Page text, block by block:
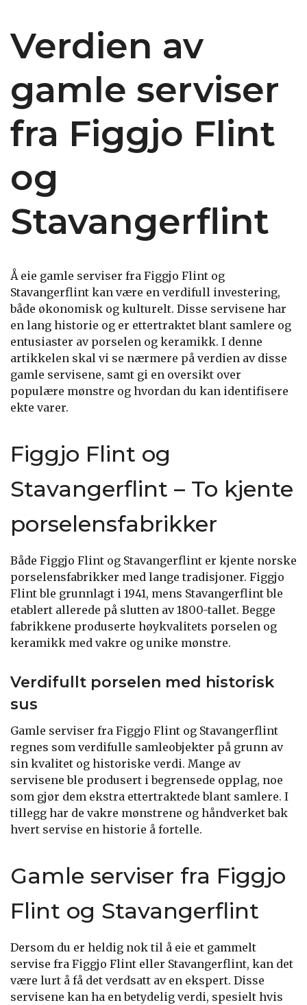
Verdien av
gamle serviser
fra Figgjo Flint
og
Stavangerflint
Å eie gamle serviser fra Figgjo Flint og
Stavangerflint kan være en verdifull investering,
både økonomisk og kulturelt. Disse servisene har
en lang historie og er ettertraktet blant samlere og
entusiaster av porselen og keramikk. I denne
artikkelen skal vi se nærmere på verdien av disse
gamle servisene, samt gi en oversikt over
populære mønstre og hvordan du kan identifisere
ekte varer.
Figgjo Flint og
Stavangerflint – To kjente
porselensfabrikker
Både Figgjo Flint og Stavangerflint er kjente norske
porselensfabrikker med lange tradisjoner. Figgjo
Flint ble grunnlagt i 1941, mens Stavangerflint ble
etablert allerede på slutten av 1800-tallet. Begge
fabrikkene produserte høykvalitets porselen og
keramikk med vakre og unike mønstre.
Verdifullt porselen med historisk
sus
Gamle serviser fra Figgjo Flint og Stavangerflint
regnes som verdifulle samleobjekter på grunn av
sin kvalitet og historiske verdi. Mange av
servisene ble produsert i begrensede opplag, noe
som gjør dem ekstra ettertraktede blant samlere. I
tillegg har de vakre mønstrene og håndverket bak
hvert servise en historie å fortelle.
Gamle serviser fra Figgjo
Flint og Stavangerflint
Dersom du er heldig nok til å eie et gammelt
servise fra Figgjo Flint eller Stavangerflint, kan det
være lurt å få det verdsatt av en ekspert. Disse
servisene kan ha en betydelig verdi, spesielt hvis